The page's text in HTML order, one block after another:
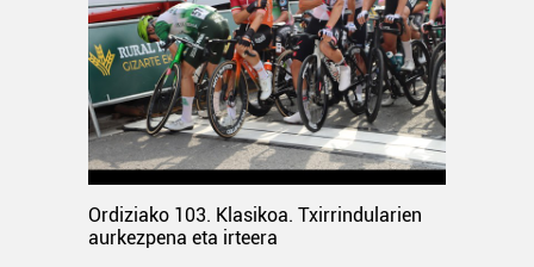
Ordiziako 103. Klasikoa. Txirrindularien
aurkezpena eta irteera